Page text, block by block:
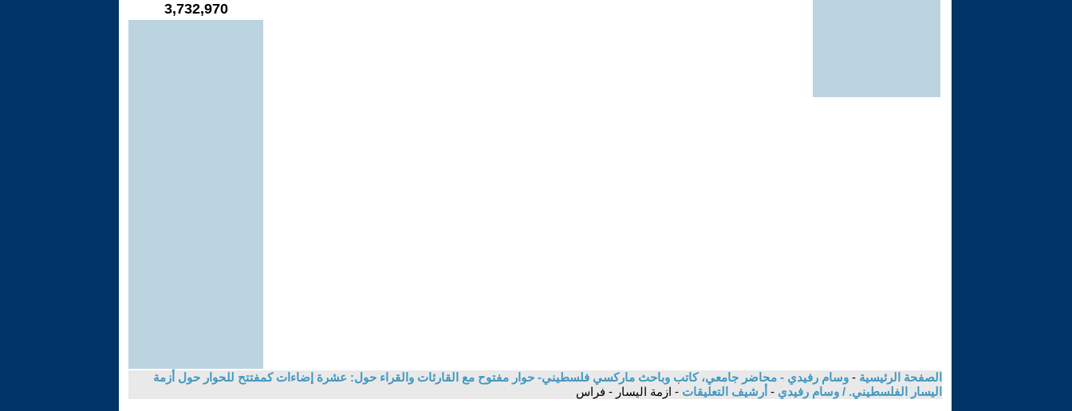
3,732,970
الصفحة الرئيسية - وسام رفيدي - محاضر جامعي، كاتب وباحث ماركسي فلسطيني- حوار مفتوح مع القارئات والقراء حول: عشرة إضاءات كمفتتح للحوار حول أزمة
اليسار الفلسطيني. / وسام رفيدي - أرشيف التعليقات - ازمة اليسار - فراس